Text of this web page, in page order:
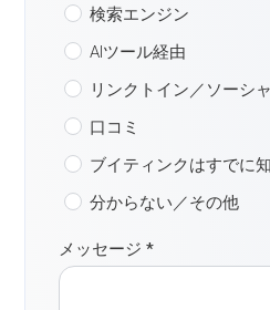
検索エンジン
AIツール経由
リンクトイン／ソーシ
口コミ
ブイティンクはすでに
分からない／その他
メッセージ*